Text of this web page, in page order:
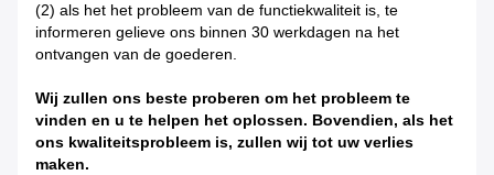
(2) als het het probleem van de functiekwaliteit is, te
informeren gelieve ons binnen 30 werkdagen na het
ontvangen van de goederen.
Wij zullen ons beste proberen om het probleem te
vinden en u te helpen het oplossen. Bovendien, als het
ons kwaliteitsprobleem is, zullen wij tot uw verlies
maken.